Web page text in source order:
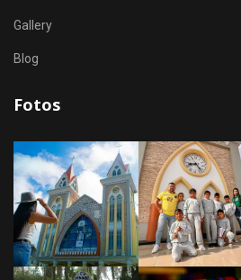
Gallery
Blog
Fotos